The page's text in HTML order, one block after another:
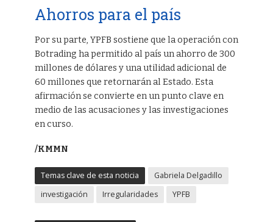
Ahorros para el país
Por su parte, YPFB sostiene que la operación con
Botrading ha permitido al país un ahorro de 300
millones de dólares y una utilidad adicional de
60 millones que retornarán al Estado. Esta
afirmación se convierte en un punto clave en
medio de las acusaciones y las investigaciones
en curso.
/KMMN
Temas clave de esta noticia
Gabriela Delgadillo
investigación
Irregularidades YPFB